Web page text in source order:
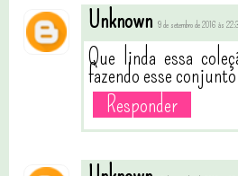
Unknown 9 de setembro de 2016 às
Que linda essa
fazendo esse
Responder